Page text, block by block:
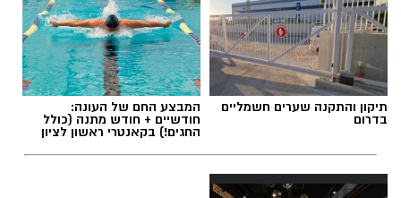
תוכן שיווקי / 09:49 05.08.26
תיקון והתקנה שערים חשמליים
בדרום
המבצע החם של העונה:
חודשיים + חודש מתנה (כולל
החגים!) בקאנטרי ראשון לציון